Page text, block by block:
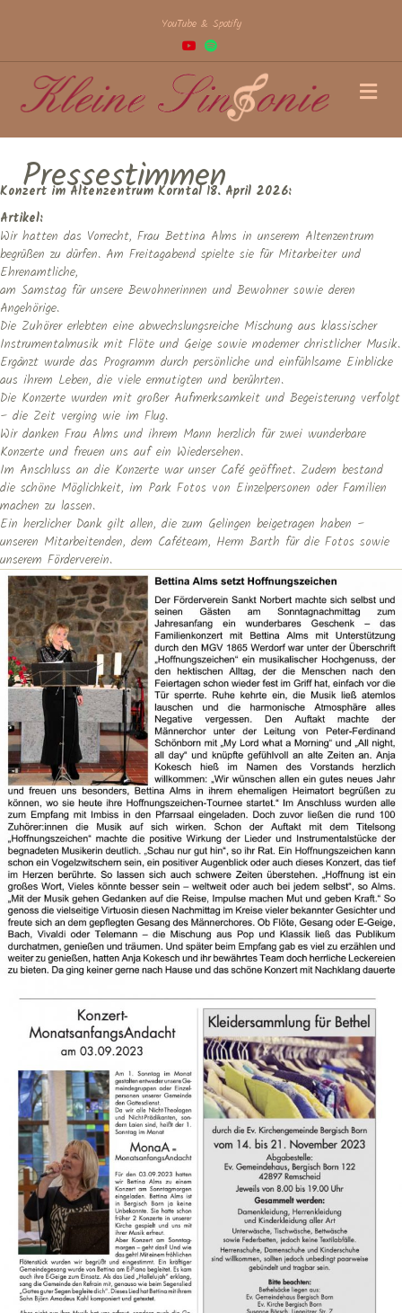
YouTube & Spotify
YoutubeSpotify
Pressestimmen
Konzert im Altenzentrum Korntal 18. April 2026:
Artikel:
Wir hatten das Vorrecht, Frau Bettina Alms in unserem Altenzentrum
begrüßen zu dürfen. Am Freitagabend spielte sie für Mitarbeiter und
Ehrenamtliche,
am Samstag für unsere Bewohnerinnen und Bewohner sowie deren
Angehörige.
Die Zuhörer erlebten eine abwechslungsreiche Mischung aus klassischer
Instrumentalmusik mit Flöte und Geige sowie moderner christlicher Musik.
Ergänzt wurde das Programm durch persönliche und einfühlsame Einblicke
aus ihrem Leben, die viele ermutigten und berührten.
Die Konzerte wurden mit großer Aufmerksamkeit und Begeisterung verfolgt
– die Zeit verging wie im Flug.
Wir danken Frau Alms und ihrem Mann herzlich für zwei wunderbare
Konzerte und freuen uns auf ein Wiedersehen.
Im Anschluss an die Konzerte war unser Café geöffnet. Zudem bestand
die schöne Möglichkeit, im Park Fotos von Einzelpersonen oder Familien
machen zu lassen.
Ein herzlicher Dank gilt allen, die zum Gelingen beigetragen haben –
unseren Mitarbeitenden, dem Caféteam, Herrn Barth für die Fotos sowie
unserem Förderverein.
Foto: Heike Pöllmitz Aßlar - Die Woche - 28.01.2024